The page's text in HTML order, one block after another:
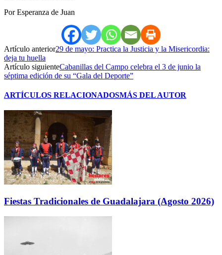
Por Esperanza de Juan
Artículo anterior29 de mayo: Practica la Justicia y la Misericordia:
deja tu huella
Artículo siguienteCabanillas del Campo celebra el 3 de junio la
séptima edición de su “Gala del Deporte”
ARTÍCULOS RELACIONADOSMÁS DEL AUTOR
Fiestas Tradicionales de Guadalajara (Agosto 2026)